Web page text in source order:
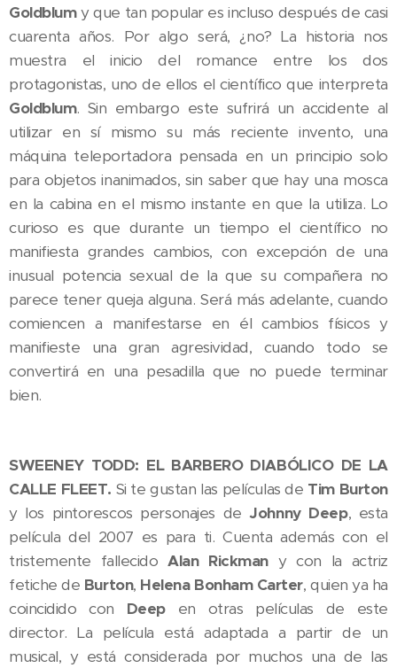
Goldblumy que tan popular es incluso después de casi
cuarenta años. Por algo será, ¿no? La historia nos
muestra el inicio del romance entre los dos
protagonistas, uno de ellos el científico que interpreta
Goldblum. Sin embargo este sufrirá un accidente al
utilizar en sí mismo su más reciente invento, una
máquina teleportadora pensada en un principio solo
para objetos inanimados, sin saber que hay una mosca
en la cabina en el mismo instante en que la utiliza. Lo
curioso es que durante un tiempo el científico no
manifiesta grandes cambios, con excepción de una
inusual potencia sexual de la que su compañera no
parece tener queja alguna. Será más adelante, cuando
comiencen a manifestarse en él cambios físicos y
manifieste una gran agresividad, cuando todo se
convertirá en una pesadilla que no puede terminar
bien.
SWEENEY TODD: EL BARBERO DIABÓLICO DE LA
CALLE FLEET. Si te gustan las películas de Tim Burton
y los pintorescos personajes deJohnny Deep, esta
película del 2007 es para ti. Cuenta además con el
tristemente fallecidoAlan Rickman y con la actriz
fetiche de Burton, Helena Bonham Carter, quien ya ha
coincidido con Deep en otras películas de este
director. La película está adaptada a partir de un
musical, y está considerada por muchos una de las